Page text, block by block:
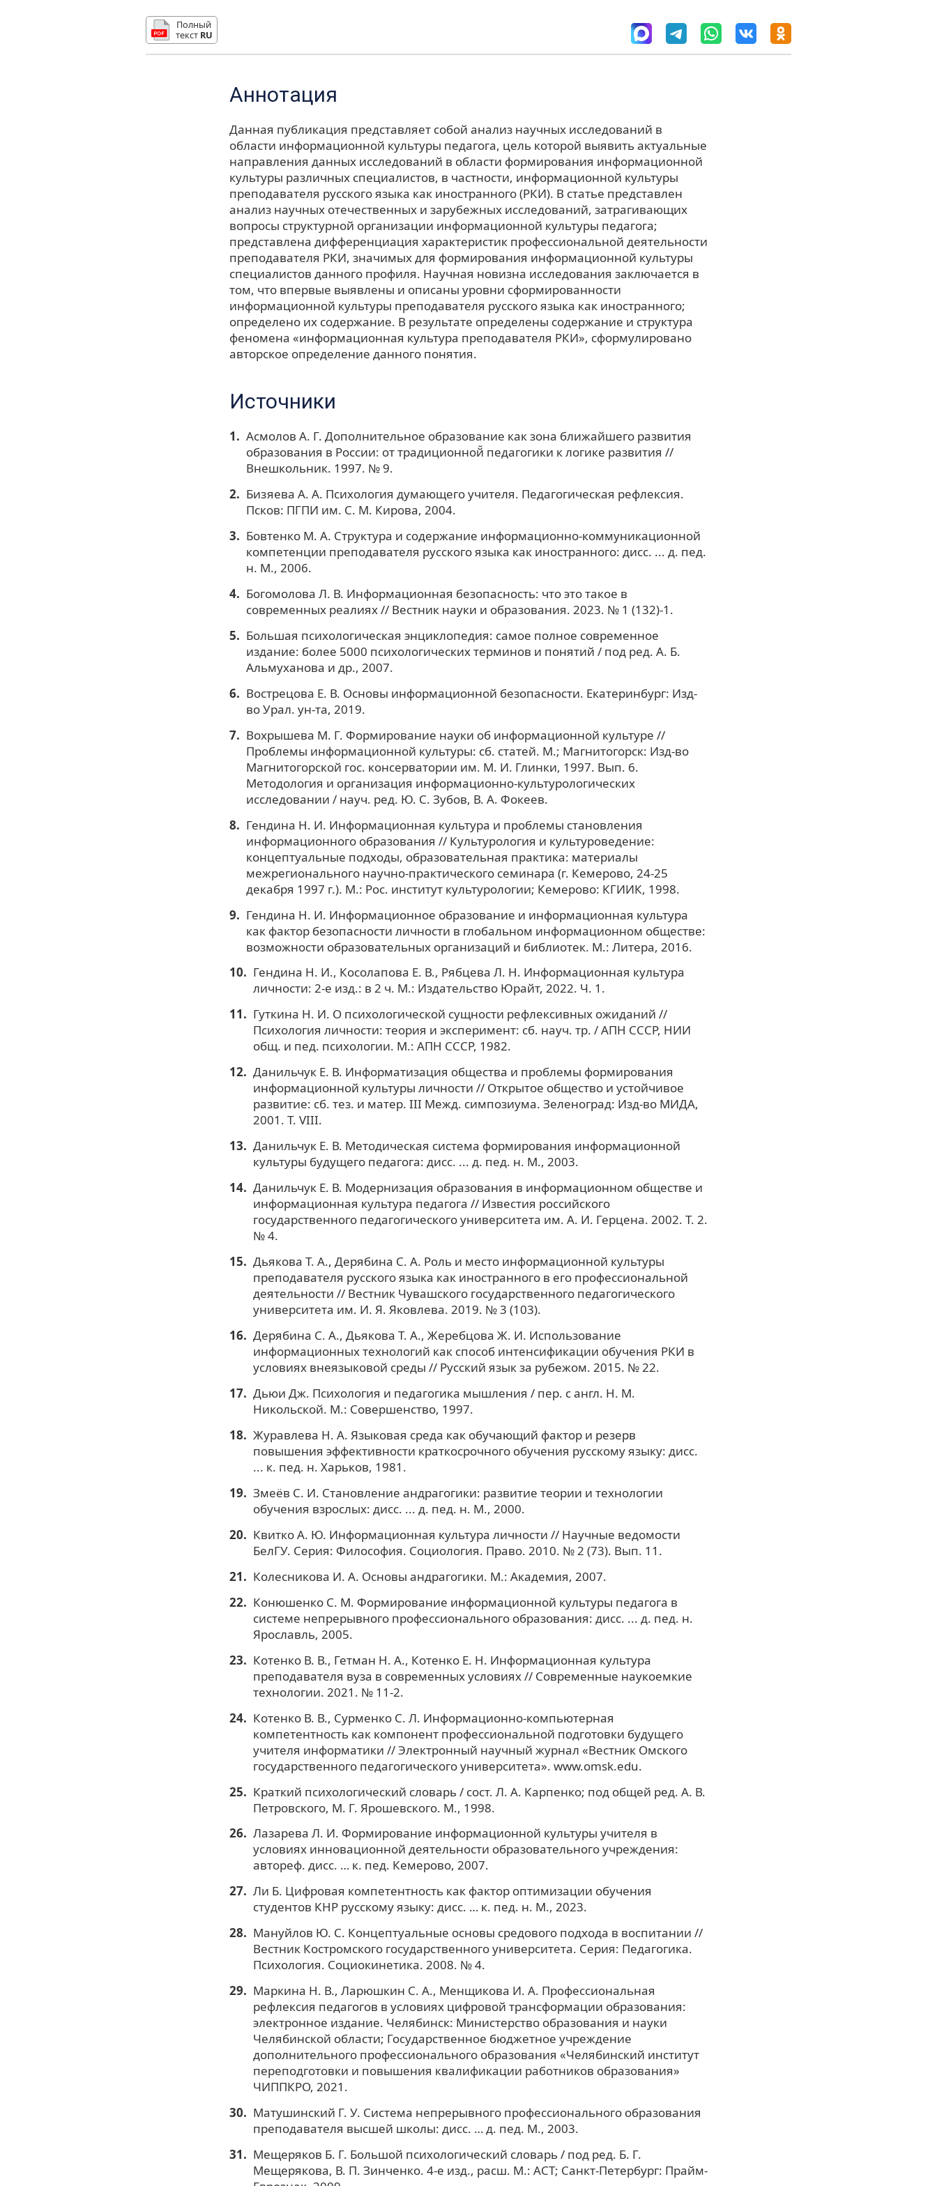
Полный
текст RU
Аннотация
Данная публикация представляет собой анализ научных исследований в
области информационной культуры педагога, цель которой выявить актуальные
направления данных исследований в области формирования информационной
культуры различных специалистов, в частности, информационной культуры
преподавателя русского языка как иностранного (РКИ). В статье представлен
анализ научных отечественных и зарубежных исследований, затрагивающих
вопросы структурной организации информационной культуры педагога;
представлена дифференциация характеристик профессиональной деятельности
преподавателя РКИ, значимых для формирования информационной культуры
специалистов данного профиля. Научная новизна исследования заключается в
том, что впервые выявлены и описаны уровни сформированности
информационной культуры преподавателя русского языка как иностранного;
определено их содержание. В результате определены содержание и структура
феномена «информационная культура преподавателя РКИ», сформулировано
авторское определение данного понятия.
Источники
Асмолов А. Г. Дополнительное образование как зона ближайшего развития
образования в России: от традиционной̆ педагогики к логике развития //
Внешкольник. 1997. № 9.
Бизяева А. А. Психология думающего учителя. Педагогическая рефлексия.
Псков: ПГПИ им. С. М. Кирова, 2004.
Бовтенко М. А. Структура и содержание информационно-коммуникационной
компетенции преподавателя русского языка как иностранного: дисс. ... д. пед.
н. М., 2006.
Богомолова Л. В. Информационная безопасность: что это такое в
современных реалиях // Вестник науки и образования. 2023. № 1 (132)-1.
Большая психологическая энциклопедия: самое полное современное
издание: более 5000 психологических терминов и понятий / под ред. А. Б.
Альмуханова и др., 2007.
Вострецова Е. В. Основы информационной безопасности. Екатеринбург: Изд-
во Урал. ун-та, 2019.
Вохрышева М. Г. Формирование науки об информационной культуре //
Проблемы информационной культуры: сб. статей. М.; Магнитогорск: Изд-во
Магнитогорской гос. консерватории им. М. И. Глинки, 1997. Вып. 6.
Методология и организация информационно-культурологических
исследовании / науч. ред. Ю. С. Зубов, В. А. Фокеев.
Гендина Н. И. Информационная культура и проблемы становления
информационного образования // Культурология и культуроведение:
концептуальные подходы, образовательная практика: материалы
межрегионального научно-практического семинара (г. Кемерово, 24-25
декабря 1997 г.). М.: Рос. институт культурологии; Кемерово: КГИИК, 1998.
Гендина Н. И. Информационное образование и информационная культура
как фактор безопасности личности в глобальном информационном обществе:
возможности образовательных организаций и библиотек. М.: Литера, 2016.
Гендина Н. И., Косолапова Е. В., Рябцева Л. Н. Информационная культура
личности: 2-е изд.: в 2 ч. М.: Издательство Юрайт, 2022. Ч. 1.
Гуткина Н. И. О психологической сущности рефлексивных ожиданий //
Психология личности: теория и эксперимент: сб. науч. тр. / АПН СССР, НИИ
общ. и пед. психологии. М.: АПН СССР, 1982.
Данильчук Е. В. Информатизация общества и проблемы формирования
информационной культуры личности // Открытое общество и устойчивое
развитие: сб. тез. и матер. III Межд. симпозиума. Зеленоград: Изд-во МИДА,
2001. Т. VIII.
Данильчук Е. В. Методическая система формирования информационной
культуры будущего педагога: дисс. ... д. пед. н. М., 2003.
Данильчук Е. В. Модернизация образования в информационном обществе и
информационная культура педагога // Известия российского
государственного педагогического университета им. А. И. Герцена. 2002. Т. 2.
№ 4.
Дьякова Т. А., Дерябина С. А. Роль и место информационной культуры
преподавателя русского языка как иностранного в его профессиональной
деятельности // Вестник Чувашского государственного педагогического
университета им. И. Я. Яковлева. 2019. № 3 (103).
Дерябина С. А., Дьякова Т. А., Жеребцова Ж. И. Использование
информационных технологий как способ интенсификации обучения РКИ в
условиях внеязыковой среды // Русский язык за рубежом. 2015. № 22.
Дьюи Дж. Психология и педагогика мышления / пер. с англ. Н. М.
Никольской. М.: Совершенство, 1997.
Журавлева Н. А. Языковая среда как обучающий фактор и резерв
повышения эффективности краткосрочного обучения русскому языку: дисс.
... к. пед. н. Харьков, 1981.
Змеёв С. И. Становление андрагогики: развитие теории и технологии
обучения взрослых: дисс. ... д. пед. н. М., 2000.
Квитко А. Ю. Информационная культура личности // Научные ведомости
БелГУ. Серия: Философия. Социология. Право. 2010. № 2 (73). Вып. 11.
Колесникова И. А. Основы андрагогики. М.: Академия, 2007.
Конюшенко С. М. Формирование информационной культуры педагога в
системе непрерывного профессионального образования: дисс. ... д. пед. н.
Ярославль, 2005.
Котенко В. В., Гетман Н. А., Котенко Е. Н. Информационная культура
преподавателя вуза в современных условиях // Современные наукоемкие
технологии. 2021. № 11-2.
Котенко В. В., Сурменко С. Л. Информационно-компьютерная
компетентность как компонент профессиональной подготовки будущего
учителя информатики // Электронный научный журнал «Вестник Омского
государственного педагогического университета». www.omsk.edu.
Краткий психологический словарь / сост. Л. А. Карпенко; под общей ред. А. В.
Петровского, М. Г. Ярошевского. М., 1998.
Лазарева Л. И. Формирование информационной культуры учителя в
условиях инновационной деятельности образовательного учреждения:
автореф. дисс. … к. пед. Кемерово, 2007.
Ли Б. Цифровая компетентность как фактор оптимизации обучения
студентов КНР русскому языку: дисс. … к. пед. н. М., 2023.
Мануйлов Ю. С. Концептуальные основы средового подхода в воспитании //
Вестник Костромского государственного университета. Серия: Педагогика.
Психология. Социокинетика. 2008. № 4.
Маркина Н. В., Ларюшкин С. А., Менщикова И. А. Профессиональная
рефлексия педагогов в условиях цифровой трансформации образования:
электронное издание. Челябинск: Министерство образования и науки
Челябинской области; Государственное бюджетное учреждение
дополнительного профессионального образования «Челябинский институт
переподготовки и повышения квалификации работников образования»
ЧИППКРО, 2021.
Матушинский Г. У. Система непрерывного профессионального образования
преподавателя высшей школы: дисс. … д. пед. М., 2003.
Мещеряков Б. Г. Большой психологический словарь / под ред. Б. Г.
Мещерякова, В. П. Зинченко. 4-е изд., расш. М.: АСТ; Санкт-Петербург: Прайм-